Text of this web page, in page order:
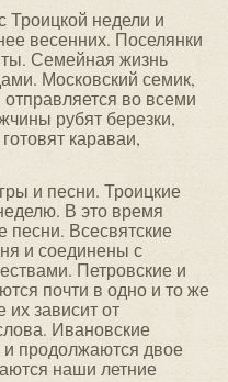
Троицкой недели и
весенних. Поселянки
Семейная жизнь
Московский семик,
во всеми
рубят березки,
караваи,
и песни. Троицкие
В это время
песни. Всесвятские
и соединены с
Петровские и
почти в одно и то же
зависит от
Ивановские
продолжаются двое
наши летние